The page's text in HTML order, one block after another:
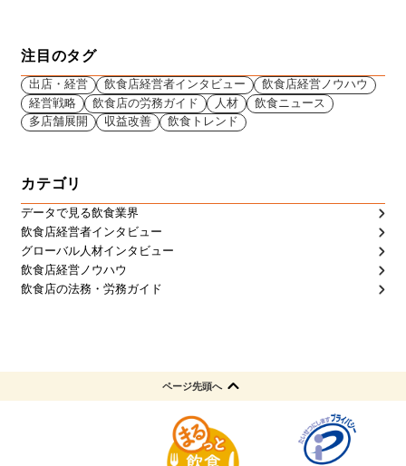
注目のタグ
出店・経営 飲食店経営者インタビュー
飲食店経営ノウハウ
経営戦略
飲食店の労務ガイド 人材
飲食ニュース
多店舗展開
収益改善 飲食トレンド
カテゴリ
データで見る飲食業界
飲食店経営者インタビュー
グローバル人材インタビュー
飲食店経営ノウハウ
飲食店の法務・労務ガイド
ページ先頭へ